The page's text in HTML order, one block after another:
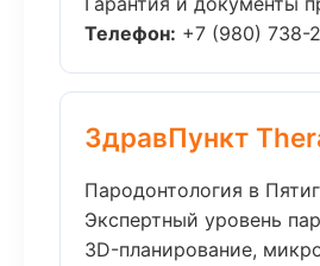
Телефон: +7 (980) 738-
ЗдравПункт
Пародонтология в
Экспертный уровень
3D-планирование,